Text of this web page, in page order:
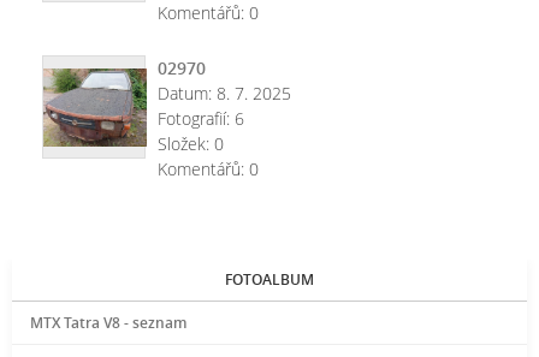
Komentářů: 0
02970
Datum: 8. 7. 2025
Fotografií: 6
Složek: 0
Komentářů: 0
FOTOALBUM
MTX Tatra V8 - seznam